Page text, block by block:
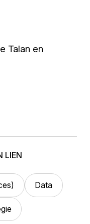
Talan en
LIEN
Data